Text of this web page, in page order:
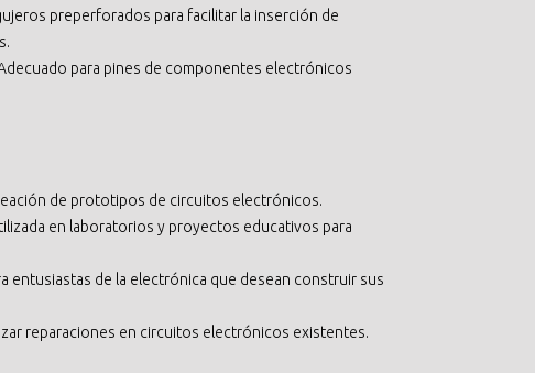
preperforados para facilitar la inserción de
para pines de componentes electrónicos
de prototipos de circuitos electrónicos.
en laboratorios y proyectos educativos para
entusiastas de la electrónica que desean construir sus
reparaciones en circuitos electrónicos existentes.